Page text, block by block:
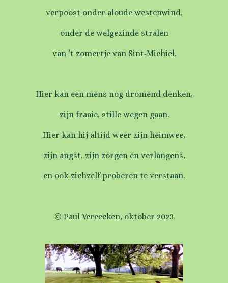
verpoost onder aloude westenwind,
onder de welgezinde stralen
van ’t zomertje van Sint-Michiel.
Hier kan een mens nog dromend denken,
zijn fraaie, stille wegen gaan.
Hier kan hij altijd weer zijn heimwee,
zijn angst, zijn zorgen en verlangens,
en ook zichzelf proberen te verstaan.
© Paul Vereecken, oktober 2023